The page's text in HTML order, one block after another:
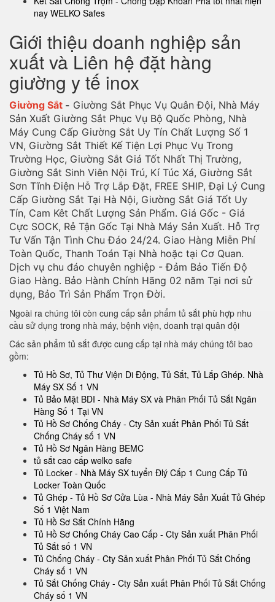
nay WELKO Safes
Giới thiệu doanh nghiệp sản
xuất và Liên hệ đặt hàng
giường y tế inox
Giường Sắt - Giường Sắt Phục Vụ Quân Đội, Nhà Máy
Sản Xuất Giường Sắt Phục Vụ Bộ Quốc Phòng, Nhà
Máy Cung Cấp Giường Sắt Uy Tín Chất Lượng Số 1
VN, Giường Sắt Thiết Kế Tiện Lợi Phục Vụ Trong
Trường Học, Giường Sắt Giá Tốt Nhất Thị Trường,
Giường Sắt Sinh Viên Nội Trú, Kí Túc Xá, Giường Sắt
Sơn Tĩnh Điện Hỗ Trợ Lắp Đặt, FREE SHIP, Đại Lý Cung
Cấp Giường Sắt Tại Hà Nội, Giường Sắt Giá Tốt Uy
Tín, Cam Kêt Chất Lượng Sản Phẩm. Giá Gốc - Giá
Cực SOCK, Rẻ Tận Gốc Tại Nhà Máy Sản Xuất. Hỗ Trợ
Tư Vấn Tận Tình Chu Đáo 24/24. Giao Hàng Miễn Phí
Toàn Quốc, Thanh Toán Tại Nhà hoặc tại Cơ Quan.
Dịch vụ chu đáo chuyên nghiệp - Đảm Bảo Tiến Độ
Giao Hàng. Bảo Hành Chính Hãng 02 năm Tại nơi sử
dụng, Bảo Trì Sản Phẩm Trọn Đời.
Ngoài ra chúng tôi còn cung cấp sản phẩm tủ sắt phù hợp nhu
cầu sử dụng trong nhà máy, bệnh viện, doanh trại quân đội
Các sản phẩm tủ sắt được cung cấp tại nhà máy chúng tôi bao
gồm:
Tủ Hồ Sơ, Tủ Thư Viện Di Động, Tủ Sắt, Tủ Lắp Ghép. Nhà
Máy SX Số 1 VN
Tủ Bảo Mật BDI - Nhà Máy SX và Phân Phối Tủ Sắt Ngân
Hàng Số 1 Tại VN
Tủ Hồ Sơ Chống Cháy - Cty Sản xuất Phân Phối Tủ Sắt
Chống Cháy số 1 VN
Tủ Hồ Sơ Ngân Hàng BEMC
tủ sắt cao cấp welko safe
Tủ Locker - Nhà Máy SX tuyển Đlý Cấp 1 Cung Cấp Tủ
Locker Toàn Quốc
Tủ Ghép - Tủ Hồ Sơ Cửa Lùa - Nhà Máy Sản Xuất Tủ Ghép
Số 1 Việt Nam
Tủ Hồ Sơ Sắt Chính Hãng
Tủ Hồ Sơ Chống Cháy Cao Cấp - Cty Sản xuất Phân Phối
Tủ Sắt số 1 VN
Tủ Chống Cháy - Cty Sản xuất Phân Phối Tủ Sắt Chống
Cháy số 1 VN
Tủ Sắt Chống Cháy - Cty Sản xuất Phân Phối Tủ Sắt Chống
Cháy số 1 VN